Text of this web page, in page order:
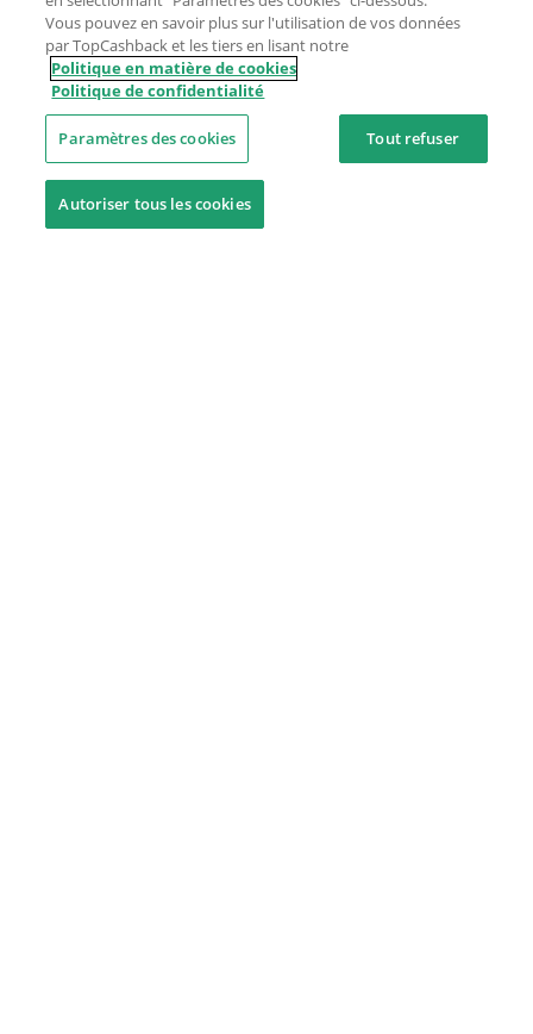
Vous pouvez en savoir plus sur l'utilisation de vos données
par TopCashback et les tiers en lisant notre
Politique en matière de cookies
Politique de confidentialité
Paramètres des cookies Tout refuser
Autoriser tous les cookies